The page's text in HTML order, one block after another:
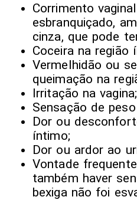
Corrimento
esbranquiçado,
cinza, que pode
Coceira na região
Vermelhidão ou
queimação na
Irritação na vagina;
Sensação de
Dor ou
íntimo;
Dor ou ardor ao
Vontade
também haver
bexiga não foi